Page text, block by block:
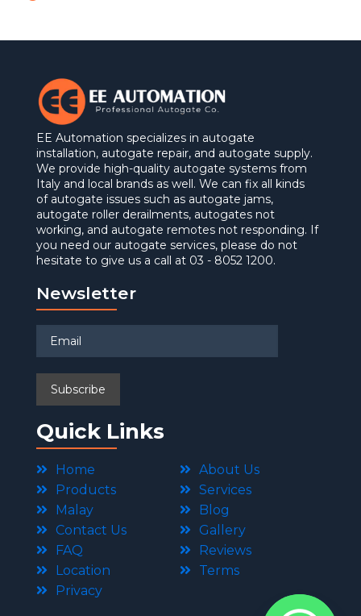
EE Automation specializes in autogate
installation, autogate repair, and autogate supply.
We provide high-quality autogate systems from
Italy and local brands as well. We can fix all kinds
of autogate issues such as autogate jams,
autogate roller derailments, autogates not
working, and autogate remotes not responding. If
you need our autogate services, please do not
hesitate to give us a call at 03 - 8052 1200.
Newsletter
Quick Links
Home
About Us
Products
Services
Malay
Blog
Contact Us
Gallery
FAQ
Reviews
Location
Terms
Privacy